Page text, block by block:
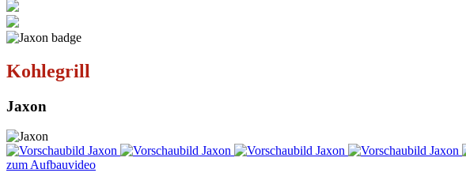
Kohlegrill
Jaxon
zum Aufbauvideo